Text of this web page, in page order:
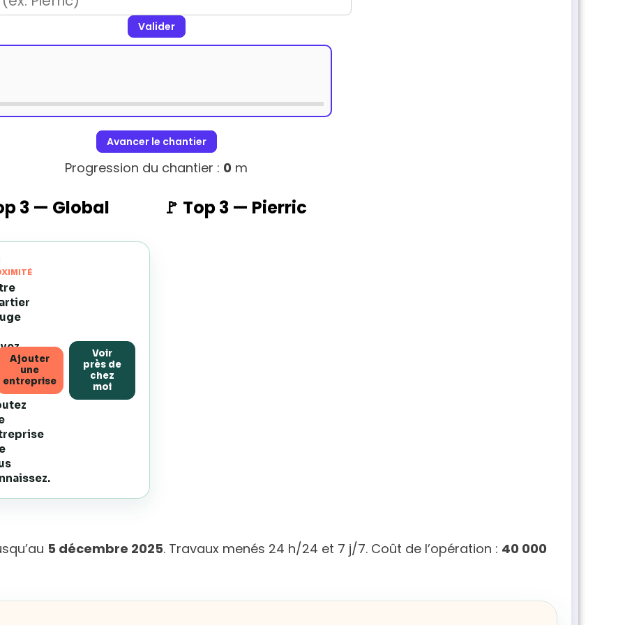
Valider
Avancer le chantier
Progression du chantier : 0 m
3 — Global
Ajouter
une
entreprise
Voir
près de
chez
moi
🚩 Top 3 — Pierric
5 décembre 2025. Travaux menés 24 h/24 et 7 j/7. Coût de l’opération : 40 000